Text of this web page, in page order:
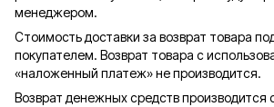
менеджером.
Стоимость доставки за возврат товара
покупателем. Возврат товара с
«наложенный платеж» не производится.
Возврат денежных средств производится